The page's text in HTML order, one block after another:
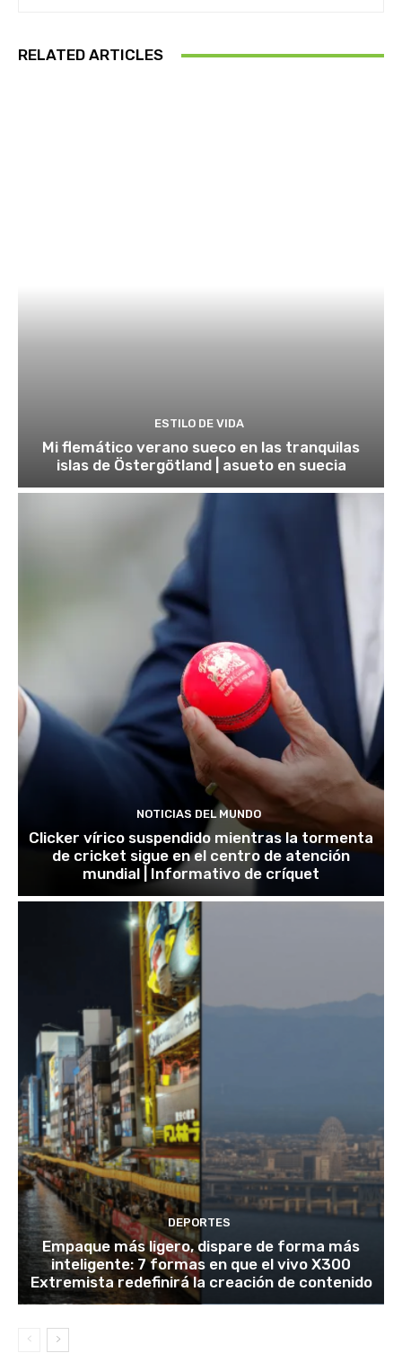
RELATED ARTICLES
ESTILO DE VIDA
Mi flemático verano sueco en las tranquilas
islas de Östergötland | asueto en suecia
NOTICIAS DEL MUNDO
Clicker vírico suspendido mientras la tormenta
de cricket sigue en el centro de atención
mundial | Informativo de críquet
DEPORTES
Empaque más ligero, dispare de forma más
inteligente: 7 formas en que el vivo X300
Extremista redefinirá la creación de contenido